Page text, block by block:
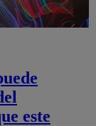
este